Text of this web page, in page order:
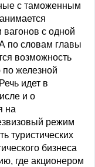
с таможенным
с одной
по словам главы
возможность
железной
идет в
и о
на
режим
туристических
бизнеса
где акционером